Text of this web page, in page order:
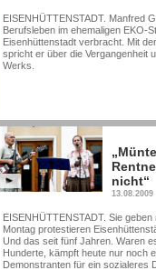
EISENHÜTTENSTADT. Manfred
Berufsleben im ehemaligen EKO-
Eisenhüttenstadt verbracht. Mit
spricht er über die Vergangenheit
Werks.
nicht“
EISENHÜTTENSTADT. Sie
Montag protestieren
Und das seit fünf Jahren. Waren
Hunderte, kämpft heute nur noch
Demonstranten für ein sozialeres